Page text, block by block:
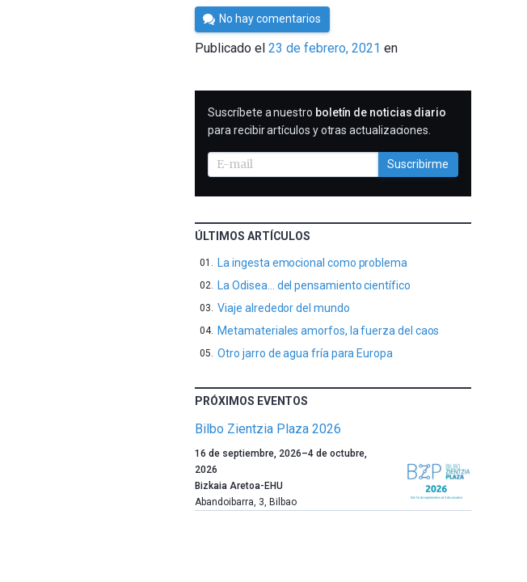
Por
César
Tomé
No hay comentarios
Publicado el23 de febrero, 2021 en
SUSCRIBIRME
Suscríbete a nuestro boletín de noticias diario
para recibir artículos y otras actualizaciones.
Suscribirme
ÚLTIMOS ARTÍCULOS
La ingesta emocional como problema
La Odisea… del pensamiento científico
Viaje alrededor del mundo
Metamateriales amorfos, la fuerza del caos
Otro jarro de agua fría para Europa
PRÓXIMOS EVENTOS
Bilbo Zientzia Plaza 2026
Un
año
más,
Bilbao
16 de septiembre, 2026–4 de octubre,
2026
Bizkaia Aretoa-EHU
Abandoibarra, 3, Bilbao